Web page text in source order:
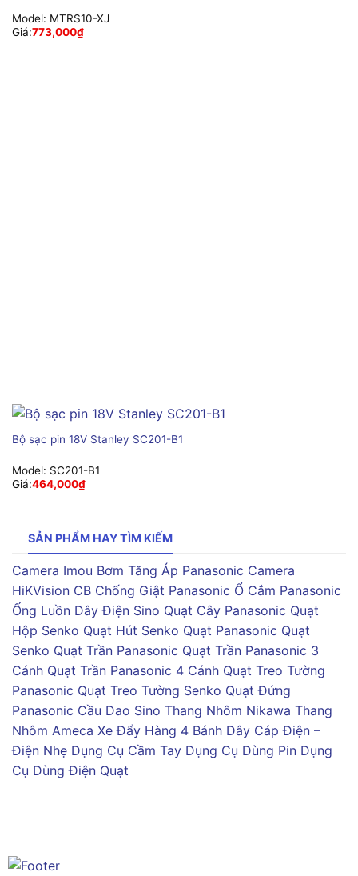
Model: MTRS10-XJ
Giá:773,000₫
Bộ sạc pin 18V Stanley SC201-B1
Model: SC201-B1
Giá:464,000₫
SẢN PHẨM HAY TÌM KIẾM
Camera Imou Bơm Tăng Áp Panasonic Camera
HiKVision CB Chống Giật Panasonic Ổ Cắm Panasonic
Ống Luồn Dây Điện Sino Quạt Cây Panasonic Quạt
Hộp Senko Quạt Hút Senko Quạt Panasonic Quạt
Senko Quạt Trần Panasonic Quạt Trần Panasonic 3
Cánh Quạt Trần Panasonic 4 Cánh Quạt Treo Tường
Panasonic Quạt Treo Tường Senko Quạt Đứng
Panasonic Cầu Dao Sino Thang Nhôm Nikawa Thang
Nhôm Ameca Xe Đẩy Hàng 4 Bánh Dây Cáp Điện –
Điện Nhẹ Dụng Cụ Cầm Tay Dụng Cụ Dùng Pin Dụng
Cụ Dùng Điện Quạt